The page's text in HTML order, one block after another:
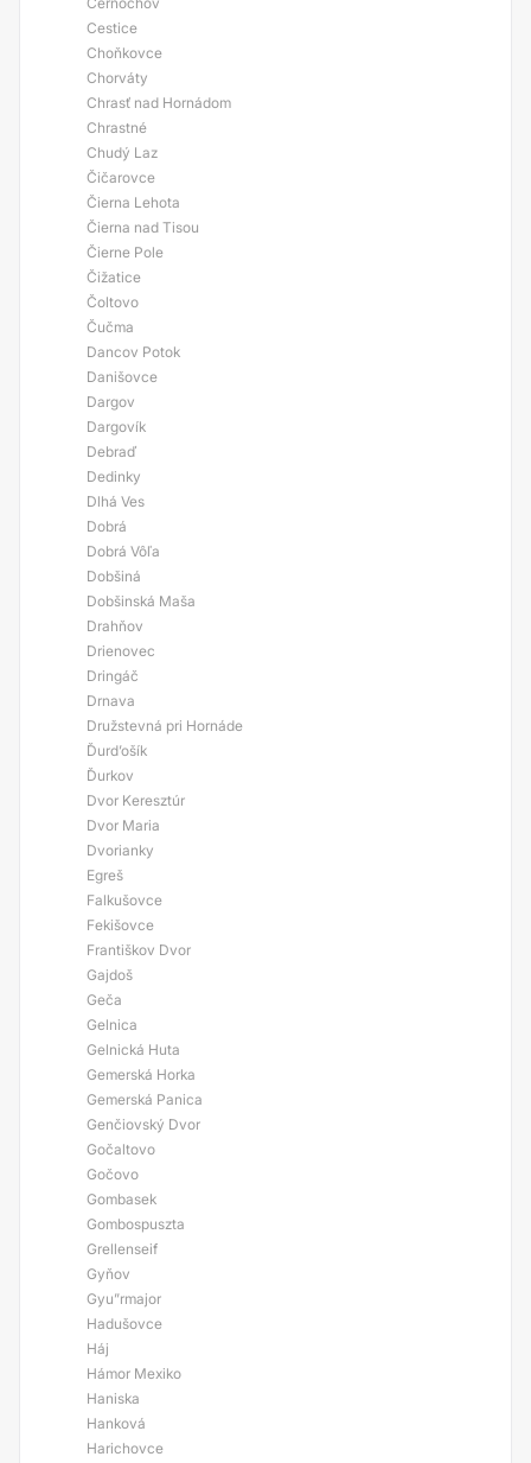
Cestice
Choňkovce
Chorváty
Chrasť nad Hornádom
Chrastné
Chudý Laz
Čičarovce
Čierna Lehota
Čierna nad Tisou
Čierne Pole
Čižatice
Čoltovo
Čučma
Dancov Potok
Danišovce
Dargov
Dargovík
Debraď
Dedinky
Dlhá Ves
Dobrá
Dobrá Vôľa
Dobšiná
Dobšinská Maša
Drahňov
Drienovec
Dringáč
Drnava
Družstevná pri Hornáde
Ďurd’ošík
Ďurkov
Dvor Keresztúr
Dvor Maria
Dvorianky
Egreš
Falkušovce
Fekišovce
Františkov Dvor
Gajdoš
Geča
Gelnica
Gelnická Huta
Gemerská Horka
Gemerská Panica
Genčiovský Dvor
Gočaltovo
Gočovo
Gombasek
Gombospuszta
Grellenseif
Gyňov
Gyu”rmajor
Hadušovce
Háj
Hámor Mexiko
Haniska
Hanková
Harichovce